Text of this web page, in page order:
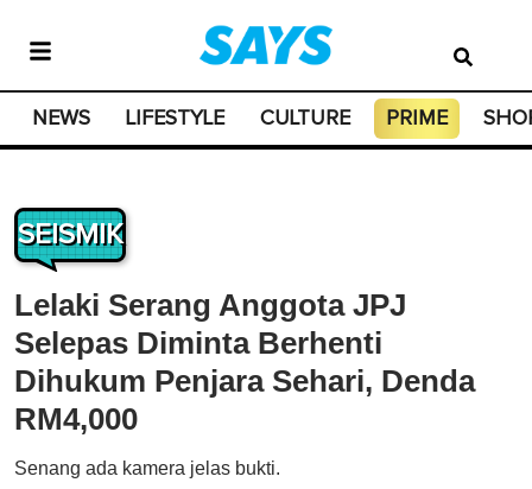
NEWS LIFESTYLE CULTURE PRIME
SEISMIK
Lelaki Serang Anggota JPJ
Selepas Diminta Berhenti
Dihukum Penjara Sehari, Denda
RM4,000
Senang ada kamera jelas bukti.